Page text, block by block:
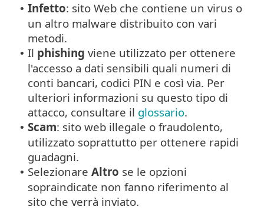
• Infetto: sito Web che contiene un virus o
un altro malware distribuito con vari
metodi.
• Il phishing viene utilizzato per ottenere
l'accesso a dati sensibili quali numeri di
conti bancari, codici PIN e così via. Per
ulteriori informazioni su questo tipo di
attacco, consultare il glossario.
• Scam: sito web illegale o fraudolento,
utilizzato soprattutto per ottenere rapidi
guadagni.
• Selezionare Altro se le opzioni
sopraindicate non fanno riferimento al
sito che verrà inviato.